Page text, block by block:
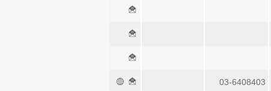
03-6408403